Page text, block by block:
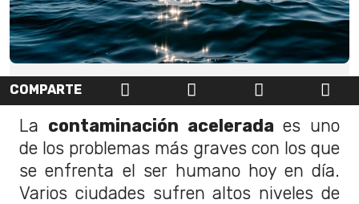
COMPARTE
La contaminación acelerada es uno
de los problemas más graves con los que
se enfrenta el ser humano hoy en día.
Varios ciudades sufren altos niveles de